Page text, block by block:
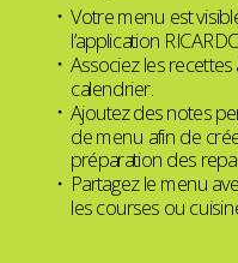
Votre menu est
l’application
Associez les
calendrier.
Ajoutez des notes
de menu afin de
préparation des
Partagez le menu
les courses ou